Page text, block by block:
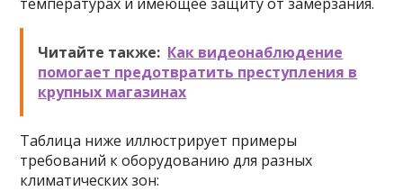
Читайте также: Как видеонаблюдение
помогает предотвратить преступления в
крупных магазинах
Таблица ниже иллюстрирует примеры
требований к оборудованию для разных
климатических зон: